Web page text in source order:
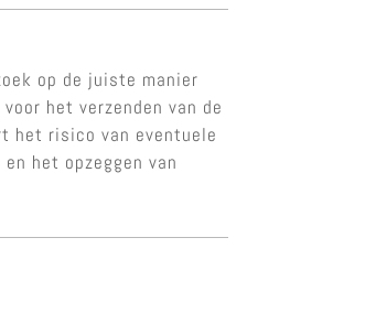
op de juiste manier
het verzenden van de
het risico van eventuele
het opzeggen van